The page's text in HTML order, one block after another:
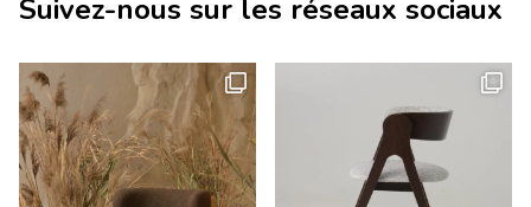
Suivez-nous sur les réseaux sociaux